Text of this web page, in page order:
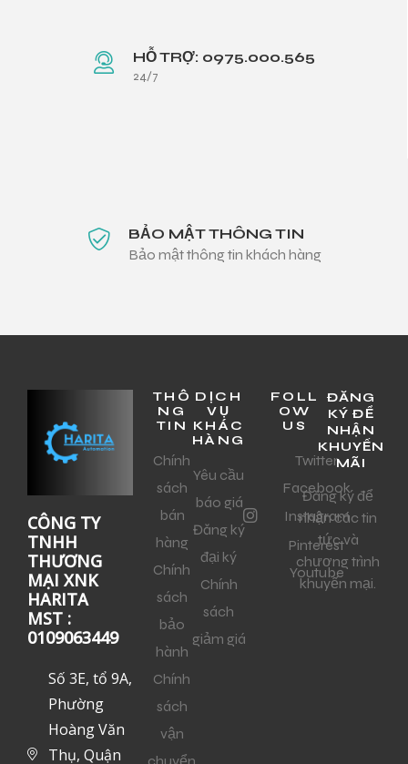
HỖ TRỢ: 0975.000.565
24/7
BẢO MẬT THÔNG TIN
Bảo mật thông tin khách hàng
CÔNG TY
TNHH
THƯƠNG
MẠI XNK
HARITA
MST :
0109063449
Số 3E, tổ 9A,
Phường
Hoàng Văn
Thụ, Quận
THÔ
NG
TIN
Chính
sách
bán
hàng
Chính
sách
bảo
hành
Chính
sách
vận
DỊCH
VỤ
KHÁC
HÀNG
Yêu cầu
báo giá
Đăng ký
đại ký
Chính
sách
giảm giá
FOLL
OW
US
Twitter
Facebook
Instagram
Pinterest
Youtube
ĐĂNG
KÝ ĐỂ
NHẬN
KHUYẾN
MÃI
Đăng ký để
nhận các tin
tức và
chương trình
khuyến mại.